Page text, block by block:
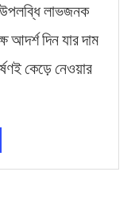
লাভজনক
আদর্শ দিন যার দাম
কেড়ে নেওয়ার